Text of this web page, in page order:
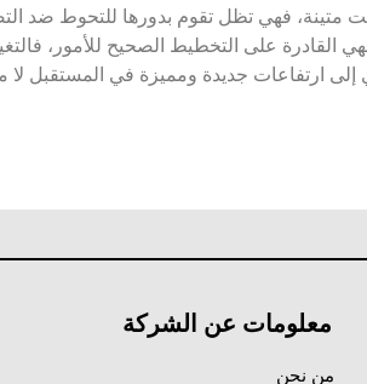
متينة، فهي تظل تقوم بدورها للتحوط ضد
القادرة على التخطيط الصحيح للأمور،
ارتفاعات جديدة ومميزة في المستقبل لا
معلومات عن الشركة
من نحن